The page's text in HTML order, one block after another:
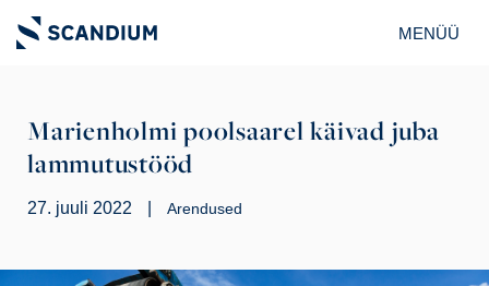
MENÜÜ
Marienholmi poolsaarel käivad juba
lammutustööd
27. juuli 2022 Arendused